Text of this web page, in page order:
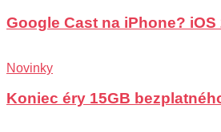
Google Cast na iPhone?
Novinky
Koniec éry 15GB